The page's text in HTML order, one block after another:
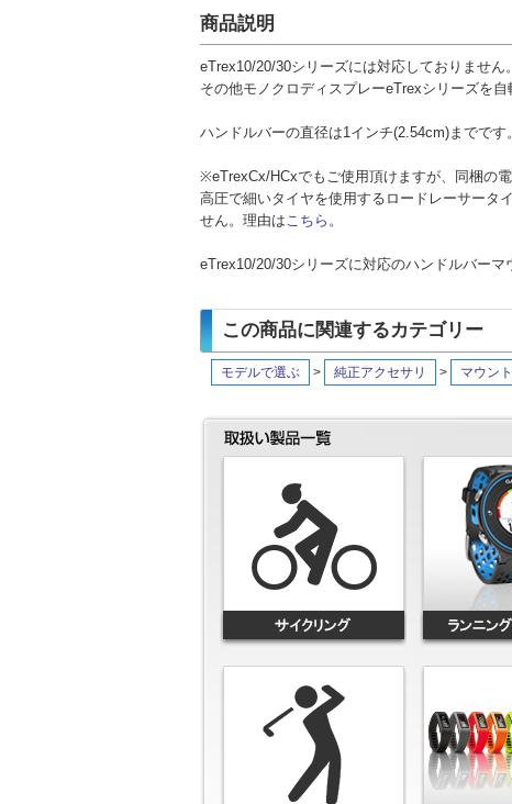
商品説明
eTrex10/20/30シリーズには対応しておりません。
その他モノクロディスプレーeTrexシリーズを
ハンドルバーの直径は1インチ(2.54cm)までです。
※eTrexCx/HCxでもご使用頂けますが、同梱の電
高圧で細いタイヤを使用するロードレーサータ
せん。理由はこちら。
eTrex10/20/30シリーズに対応のハンドルバーマ
この商品に関連するカテゴリー
モデルで選ぶ > 純正アクセサリ > マウン